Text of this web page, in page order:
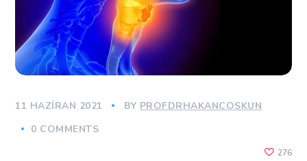
11 HAZIRAN 2021 BY PROFDRHAKANCOSKUN
0 COMMENTS
276